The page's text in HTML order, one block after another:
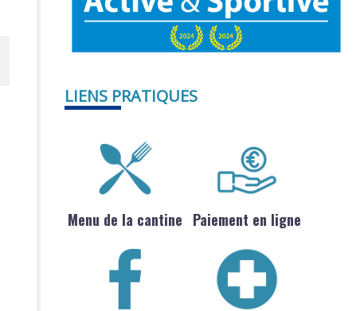
LIENS PRATIQUES
Menu de la cantine Paiement en ligne